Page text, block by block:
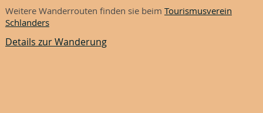
Weitere Wanderrouten finden sie beim Tourismusverein
Schlanders
Details zur Wanderung